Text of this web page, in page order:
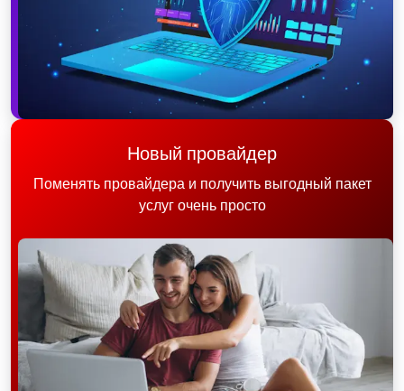
Новый провайдер
Поменять провайдера и получить выгодный пакет
услуг очень просто